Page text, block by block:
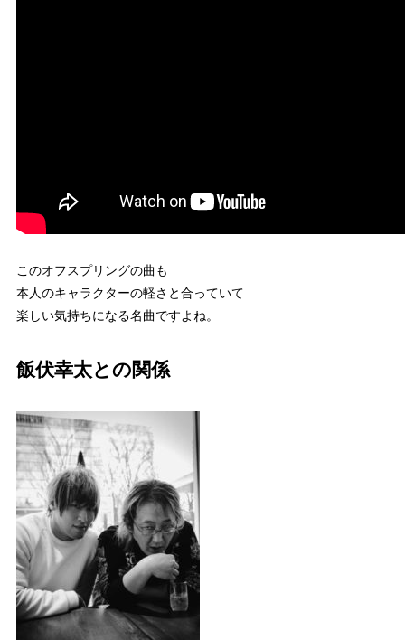
このオフスプリングの曲も
本人のキャラクターの軽さと合っていて
楽しい気持ちになる名曲ですよね。
飯伏幸太との関係